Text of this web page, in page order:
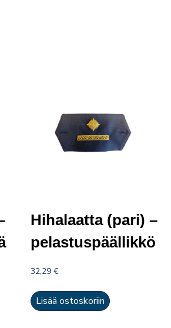
Hihalaatta (pari) –
pelastuspäällikkö
32,29 €
Lisää ostoskoriin